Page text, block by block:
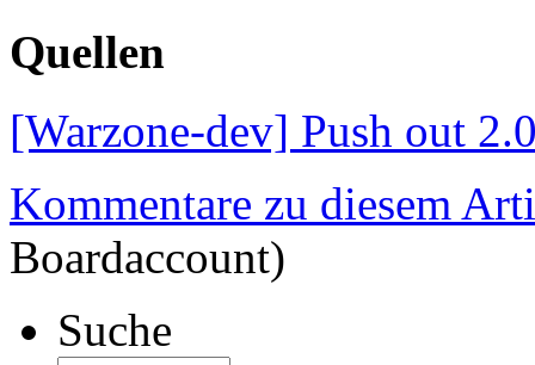
Quellen
[Warzone-dev] Push out
Kommentare zu diesem
Boardaccount)
Suche